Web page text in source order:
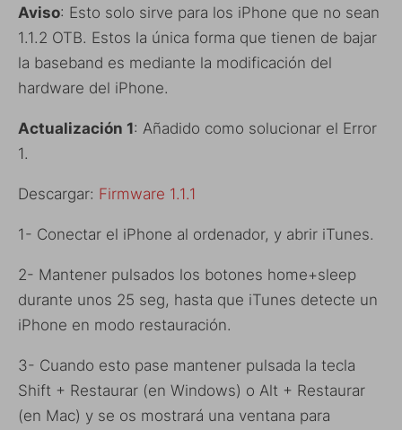
Aviso: Esto solo sirve para los iPhone que no sean
1.1.2 OTB. Estos la única forma que tienen de bajar
la baseband es mediante la modificación del
hardware del iPhone.
Actualización 1: Añadido como solucionar el Error
1.
Descargar: Firmware 1.1.1
1- Conectar el iPhone al ordenador, y abrir iTunes.
2- Mantener pulsados los botones home+sleep
durante unos 25 seg, hasta que iTunes detecte un
iPhone en modo restauración.
3- Cuando esto pase mantener pulsada la tecla
Shift + Restaurar (en Windows) o Alt + Restaurar
(en Mac) y se os mostrará una ventana para